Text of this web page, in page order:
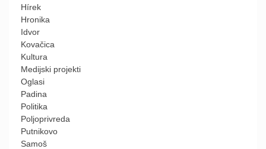
Hírek
Hronika
Idvor
Kovačica
Kultura
Medijski projekti
Oglasi
Padina
Politika
Poljoprivreda
Putnikovo
Samoš